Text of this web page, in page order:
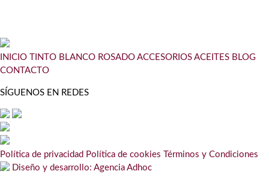
INICIO TINTO BLANCO ROSADO ACCESORIOS ACEITES BLOG
CONTACTO
SÍGUENOS EN REDES
Política de privacidad Política de cookies Términos y Condiciones
Diseño y desarrollo: Agencia Adhoc